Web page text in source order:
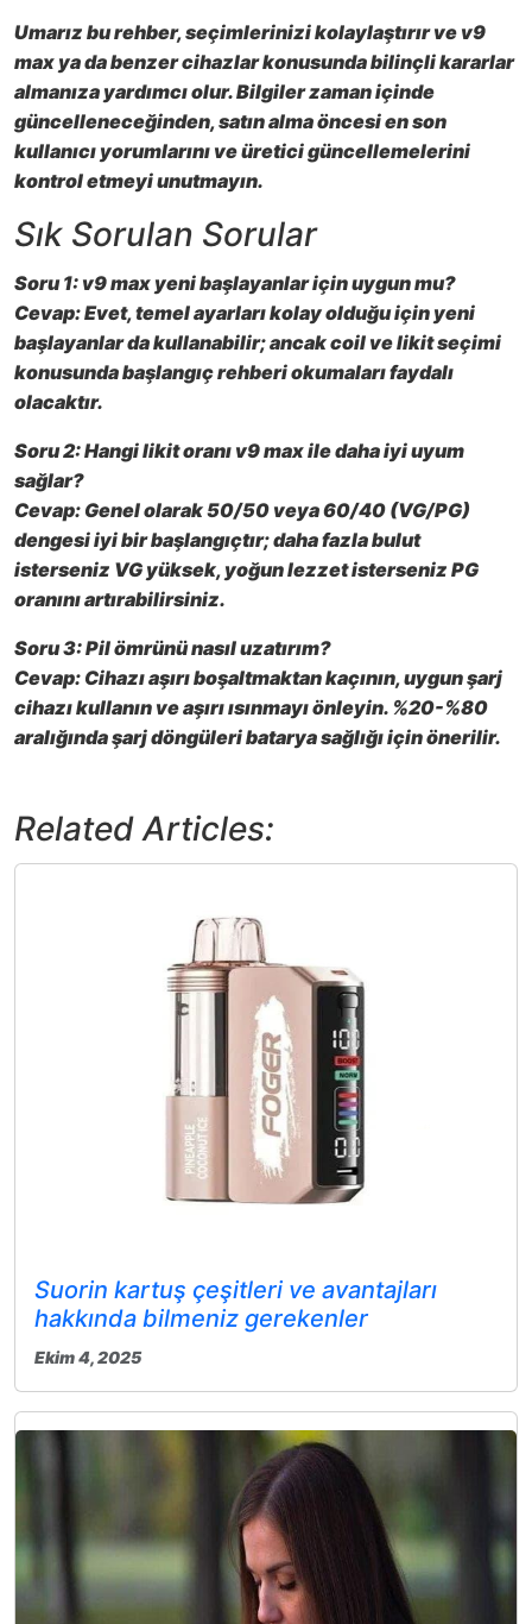
Umarız bu rehber, seçimlerinizi kolaylaştırır ve v9
max ya da benzer cihazlar konusunda bilinçli kararlar
almanıza yardımcı olur. Bilgiler zaman içinde
güncelleneceğinden, satın alma öncesi en son
kullanıcı yorumlarını ve üretici güncellemelerini
kontrol etmeyi unutmayın.
Sık Sorulan Sorular
Soru 1: v9 max yeni başlayanlar için uygun mu?
Cevap:Evet, temel ayarları kolay olduğu için yeni
başlayanlar da kullanabilir; ancak coil ve likit seçimi
konusunda başlangıç rehberi okumaları faydalı
olacaktır.
Soru 2:Hangi likit oranı v9 maxile daha iyi uyum
sağlar?
Cevap: Genel olarak 50/50 veya 60/40 (VG/PG)
dengesi iyi bir başlangıçtır; daha fazla bulut
isterseniz VG yüksek, yoğun lezzet isterseniz PG
oranını artırabilirsiniz.
Soru 3:Pil ömrünü nasıl uzatırım?
Cevap: Cihazı aşırı boşaltmaktan kaçının, uygun şarj
cihazı kullanın ve aşırı ısınmayı önleyin. %20-%80
aralığında şarj döngüleri batarya sağlığı için önerilir.
Related Articles:
Suorin kartuş çeşitleri ve avantajları
hakkında bilmeniz gerekenler
Ekim 4, 2025